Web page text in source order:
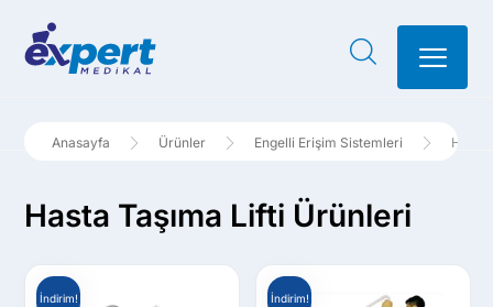
Ürünler Engelli Erişim Sistemleri Hasta
Hasta Taşıma Lifti Ürünleri
İndirim! İndirim!